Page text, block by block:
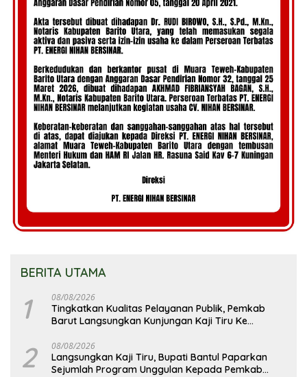
BERITA UTAMA
1 08/08/2026
Tingkatkan Kualitas Pelayanan Publik, Pemkab
Barut Langsungkan Kunjungan Kaji Tiru Ke
2 08/08/2026
Langsungkan Kaji Tiru, Bupati Bantul Paparkan
Sejumlah Program Unggulan Kepada Pemkab